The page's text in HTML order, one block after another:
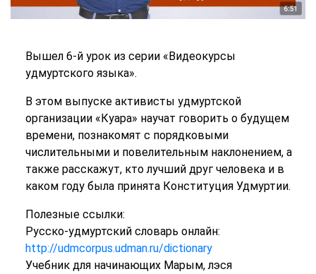
Вышел 6-й урок из серии «Видеокурсы
удмуртского языка».
В этом выпуске активисты удмуртской
организации «Куара» научат говорить о будущем
времени, познакомят с порядковыми
числительными и повелительным наклонением, а
также расскажут, кто лучший друг человека и в
каком году была принята Конституция Удмуртии.
Полезные ссылки:
Русско-удмуртский словарь онлайн:
http://udmcorpus.udman.ru/dictionary
Учебник для начинающих Марым, лэся